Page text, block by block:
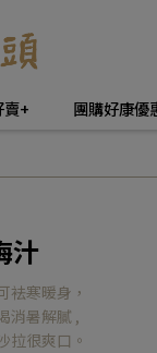
+ 團購好康優
汁
袪寒暖身，
消暑解膩 ,
拉很爽口。